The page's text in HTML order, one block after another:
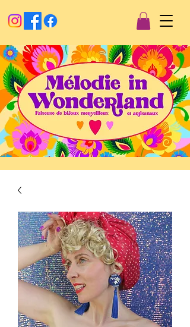
Créations artisanales
Faiseusede bijoux merveilleux
Mélodie in wonderland